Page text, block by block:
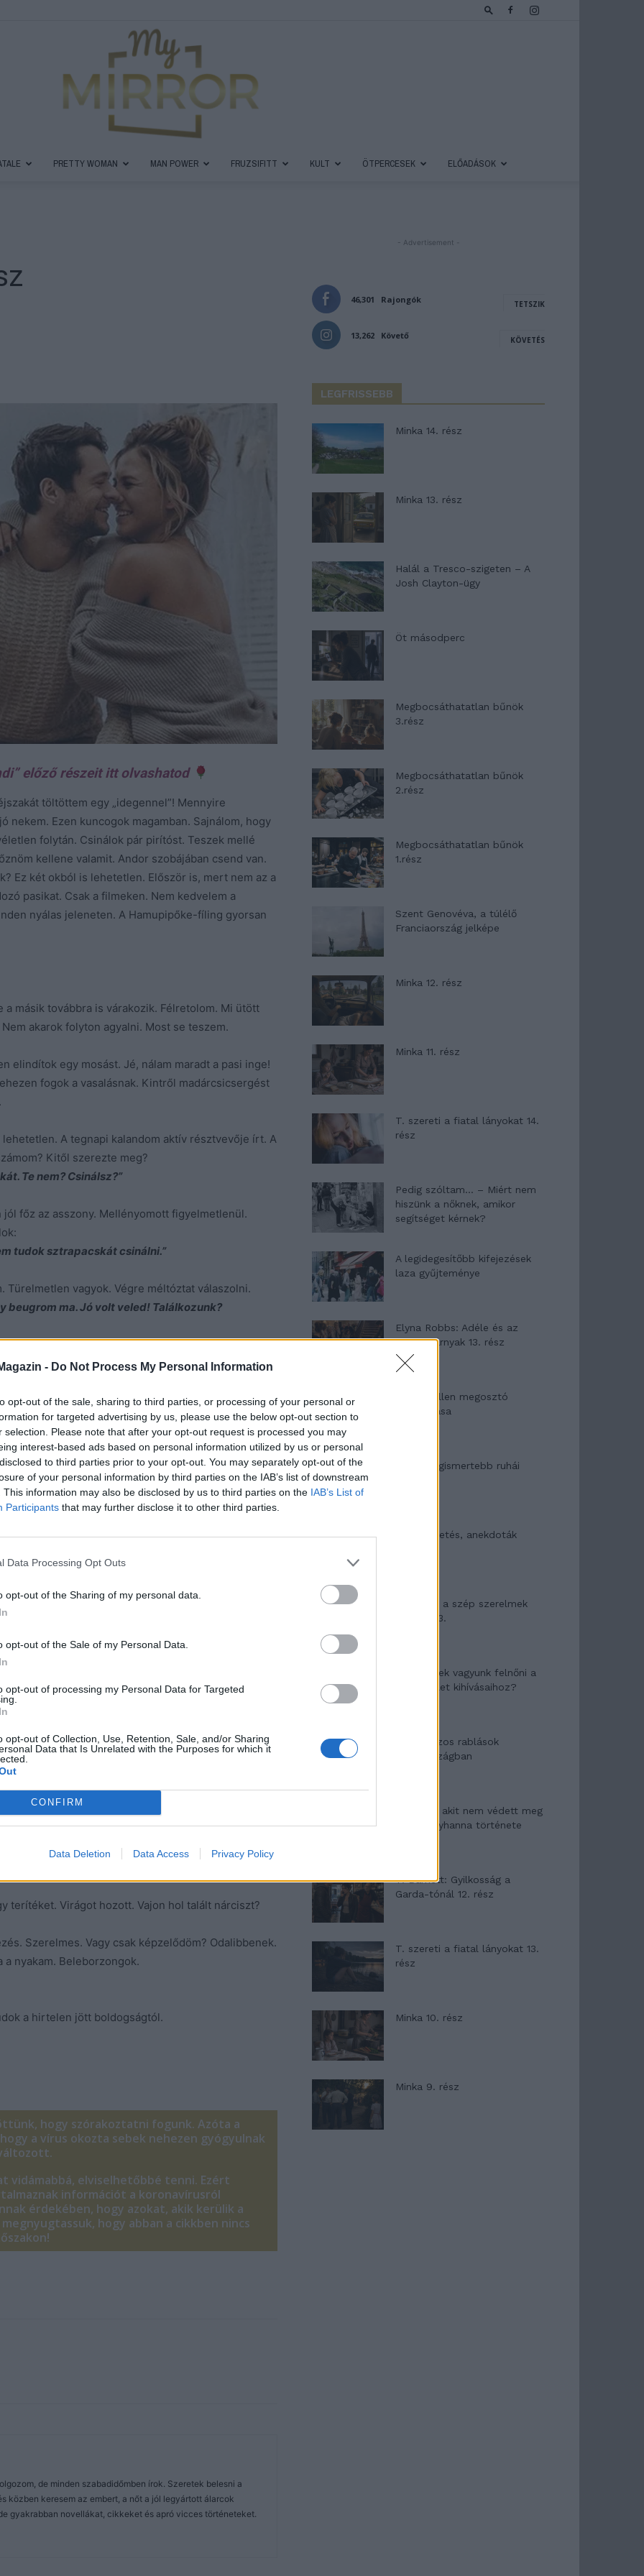
- Do Not Process My Personal Information
opt-out of the sale, sharing to third parties, or processing of your personal or
for targeted advertising by us, please use the below opt-out section to
selection. Please note that after your opt-out request is processed you may
interest-based ads based on personal information utilized by us or personal
to third parties prior to your opt-out. You may separately opt-out of the
of your personal information by third parties on the IAB’s list of downstream
This information may also be disclosed by us to third parties on the IAB’s List of
Participants that may further disclose it to other third parties.
Data Processing Opt Outs
opt-out of the Sharing of my personal data.
opt-out of the Sale of my Personal Data.
opt-out of processing my Personal Data for Targeted
opt-out of Collection, Use, Retention, Sale, and/or Sharing
Data that Is Unrelated with the Purposes for which it
CONFIRM
Data Deletion Data Access Privacy Policy
PRETTY WOMAN MAN POWER FRUZSIFITT KULT ÖTPERCESEK ELŐADÁSOK
előző részeit itt olvashatod
töltöttem egy „idegennel”! Mennyire
Ezen kuncogok magamban. Sajnálom, hogy
folytán. Csinálok pár pirítóst. Teszek mellé
kellene valamit. Andor szobájában csend van.
Ez két okból is lehetetlen. Először is, mert nem az a
pasikat. Csak a filmeken. Nem kedvelem a
nyálas jeleneten. A Hamupipőke-fíling gyorsan
másik továbbra is várakozik. Félretolom. Mi ütött
akarok folyton agyalni. Most se teszem.
elindítok egy mosást. Jé, nálam maradt a pasi inge!
fogok a vasalásnak. Kintről madárcsicsergést
A tegnapi kalandom aktív résztvevője írt. A
Kitől szerezte meg?
Te nem? Csinálsz?”
főz az asszony. Mellényomott figyelmetlenül.
tudok sztrapacskát csinálni.”
Türelmetlen vagyok. Végre méltóztat válaszolni.
beugrom ma. Jó volt veled! Találkozunk?
a sablon-duma? Jó volt velem??? Ennyi? Semmi,
zsemle.
Örülök, hogy jó volt. Találkozhatunk
a konyhába tart. Nyammogás. Megeszi a pirítósom.
hangját is. Sokáig pacsmagol. És nem ír.
Azt szeretném, ha meg akarna hódítani.
a nap minden percében kétszer.
valamit.
ajtó csapódását. Most meg mi van? Hová megy?
a tudathasadásos állapotból. A vasalás várhat.
sima sült oldalas krumplipürével.
Kész az ebéd. Szépen megterítek egy személyre.
ez a játék nem is annyira izgalmas? Hallom amint
a Marsra szállás hírét várnám minden pillanatban.
Gesztenyelány! Ezzel zárja. Ilyen cuki, ilyen
pólót, csinosat. És magas sarkút veszek.
azért megfésülöm.
terítéket. Virágot hozott. Vajon hol talált nárciszt?
Szerelmes. Vagy csak képzelődöm? Odalibbenek.
nyakam. Beleborzongok.
a hirtelen jött boldogságtól.
hogy szórakoztatni fogunk. Azóta a
a vírus okozta sebek nehezen gyógyulnak
vidámabbá, elviselhetőbbé tenni. Ezért
információt a koronavírusról
érdekében, hogy azokat, akik kerülik a
hogy abban a cikkben nincs
de minden szabadidőmben írok. Szeretek belesni a
közben keresem az embert, a nőt a jól legyártott álarcok
gyakrabban novellákat, cikkeket és apró vicces történeteket.
- Advertisement -
46,301 Rajongók TETSZIK
13,262 Követő KÖVETÉS
LEGFRISSEBB
Minka 14. rész
Minka 13. rész
Halál a Tresco-szigeten – A
Josh Clayton-ügy
Öt másodperc
Megbocsáthatatlan bűnök
3.rész
Megbocsáthatatlan bűnök
2.rész
Megbocsáthatatlan bűnök
1.rész
Szent Genovéva, a túlélő
Franciaország jelképe
Minka 12. rész
Minka 11. rész
T. szereti a fiatal lányokat 14.
rész
Pedig szóltam… – Miért nem
hiszünk a nőknek, amikor
segítséget kérnek?
A legidegesítőbb kifejezések
laza gyűjteménye
Elyna Robbs: Adéle és az
örökölt árnyak 13. rész
Woody Allen megosztó
zsenialitása
A világ legismertebb ruhái
Nyár, nevetés, anekdoták
Panna és a szép szerelmek
mítosza 3.
Képtelenek vagyunk felnőni a
felnőtt élet kihívásaihoz?
Altatógázos rablások
Olaszországban
A kislány, akit nem védett meg
senki – Lyhanna története
T. Barnett: Gyilkosság a
Garda-tónál 12. rész
T. szereti a fiatal lányokat 13.
rész
Minka 10. rész
Minka 9. rész